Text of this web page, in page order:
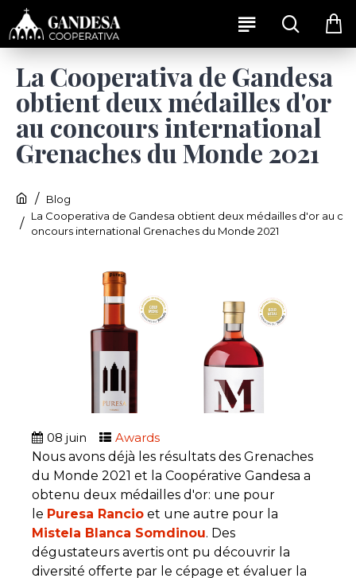
Blog
La Cooperativa de Gandesa obtient deux médailles d'or au c
oncours international Grenaches du Monde 2021
La Cooperativa de Gandesa
obtient deux médailles d'or
au concours international
Grenaches du Monde 2021
08 juin
Awards
Nous avons déjà les résultats des Grenaches
du Monde 2021 et la Coopérative Gandesa a
obtenu deux médailles d'or: une pour
le Puresa Rancio et une autre pour la
Mistela Blanca Somdinou. Des
dégustateurs avertis ont pu découvrir la
diversité offerte par le cépage et évaluer la